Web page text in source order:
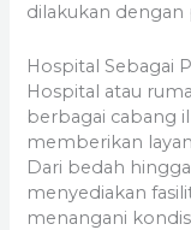
dilakukan dengan
Hospital Sebagai
Hospital atau
berbagai cabang
memberikan
Dari bedah
menyediakan
menangani